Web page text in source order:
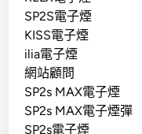
SP2S電子煙
KISS電子煙
ilia電子煙
網站顧問
SP2s MAX電子煙
SP2s MAX電子煙彈
SP2s電子煙